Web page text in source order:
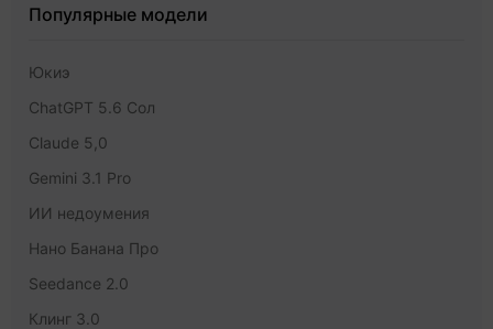
Популярные модели
Юкиэ
ChatGPT 5.6 Сол
Claude 5,0
Gemini 3.1 Pro
ИИ недоумения
Нано Банана Про
Seedance 2.0
Клинг 3.0